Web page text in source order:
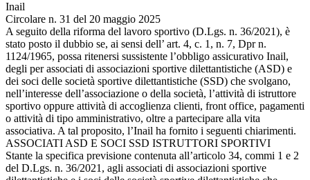
Inail
Circolare n. 31 del 20 maggio 2025
A seguito della riforma del lavoro sportivo (D.Lgs. n. 36/2021), è
stato posto il dubbio se, ai sensi dell’ art. 4, c. 1, n. 7, Dpr n.
1124/1965, possa ritenersi sussistente l’obbligo assicurativo Inail,
degli per associati di associazioni sportive dilettantistiche (ASD) e
dei soci delle società sportive dilettantistiche (SSD) che svolgano,
nell’interesse dell’associazione o della società, l’attività di istruttore
sportivo oppure attività di accoglienza clienti, front office, pagamenti
o attività di tipo amministrativo, oltre a partecipare alla vita
associativa. A tal proposito, l’Inail ha fornito i seguenti chiarimenti.
ASSOCIATI ASD E SOCI SSD ISTRUTTORI SPORTIVI
Stante la specifica previsione contenuta all’articolo 34, commi 1 e 2
del D.Lgs. n. 36/2021, agli associati di associazioni sportive